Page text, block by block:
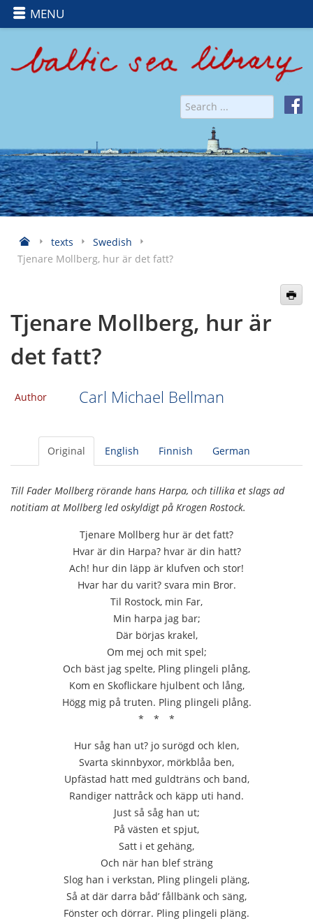
MENU
texts
Swedish
Tjenare Mollberg, hur är det fatt?
Tjenare Mollberg, hur är
det fatt?
Author Carl Michael Bellman
Original English Finnish German
Till Fader Mollberg rörande hans Harpa, och tillika et slags ad
notitiam at Mollberg led oskyldigt på Krogen Rostock.
Tjenare Mollberg hur är det fatt?
Hvar är din Harpa? hvar är din hatt?
Ach! hur din läpp är klufven och stor!
Hvar har du varit? svara min Bror.
Til Rostock, min Far,
Min harpa jag bar;
Där börjas krakel,
Om mej och mit spel;
Och bäst jag spelte, Pling plingeli plång,
Kom en Skoflickare hjulbent och lång,
Högg mig på truten. Pling plingeli plång.
* * *
Hur såg han ut? jo surögd och klen,
Svarta skinnbyxor, mörkblåa ben,
Upfästad hatt med guldträns och band,
Randiger nattråck och käpp uti hand.
Just så såg han ut;
På västen et spjut,
Satt i et gehäng,
Och när han blef sträng
Slog han i verkstan, Pling plingeli pläng,
Så at där darra båd’ fållbänk och säng,
Fönster och dörrar. Pling plingeli pläng.